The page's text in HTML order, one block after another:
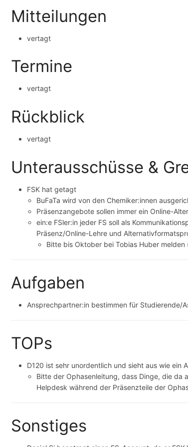
Mitteilungen
vertagt
Termine
vertagt
Rückblick
vertagt
Unterausschüsse &
FSK hat getagt
BuFaTa wird von den Chemiker:innen
Präsenzangebote sollen immer ein Online-
ein:e FSler:in jeder FS soll als
Präsenz/Online-Lehre und
Bitte bis Oktober bei Tobias Huber
Aufgaben
Ansprechpartner:in bestimmen für Studierende/
TOPs
D120 ist sehr unordentlich und sieht aus wie ein
Bitte der Ophasenleitung, dass Dinge, die
Helpdesk während der Präsenzteile der
Sonstiges